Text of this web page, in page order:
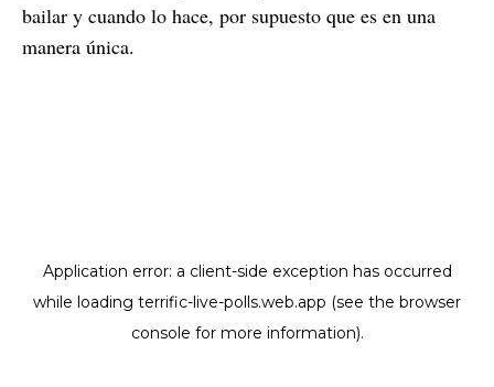
bailar y cuando lo hace, por supuesto que es en una
manera única.